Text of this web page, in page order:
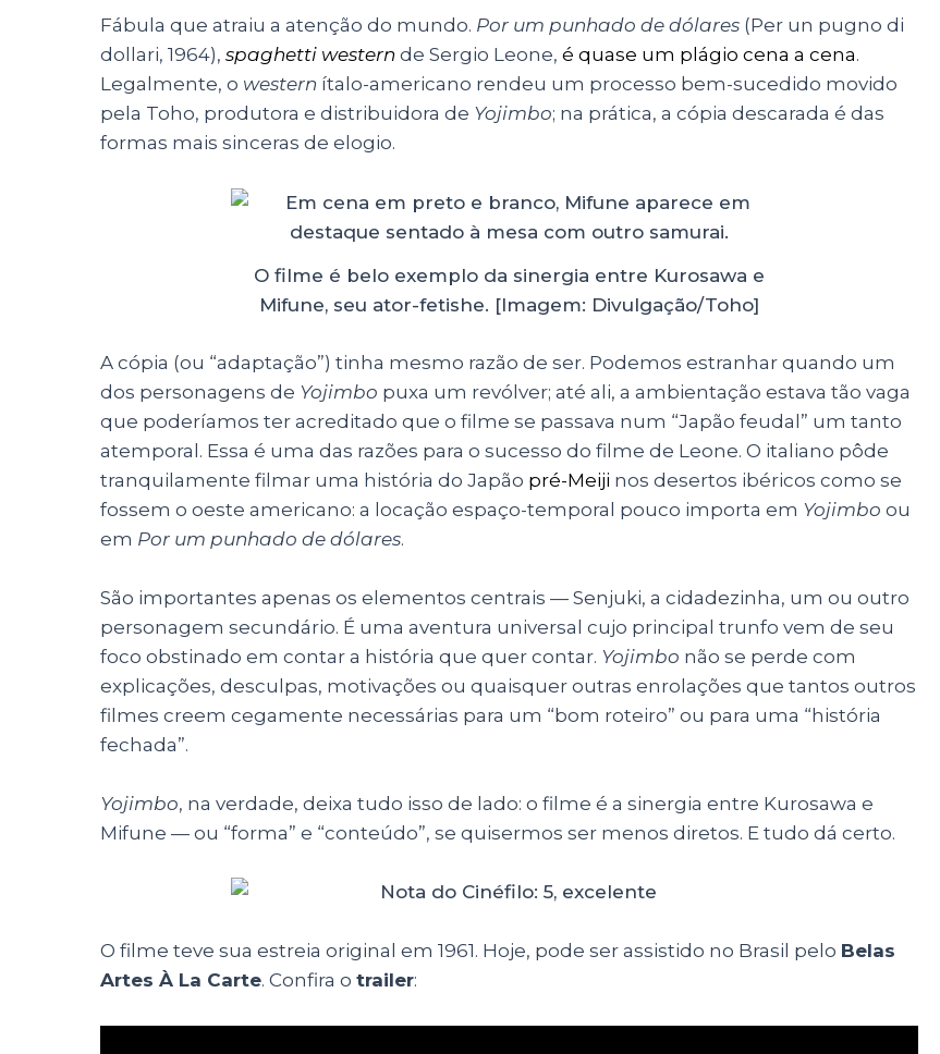
Fábula que atraiu a atenção do mundo. Por um punhado de dólares (Per un pugno di
dollari, 1964), spaghetti western de Sergio Leone, é quase um plágio cena a cena.
Legalmente, o western ítalo-americano rendeu um processo bem-sucedido movido
pela Toho, produtora e distribuidora de Yojimbo; na prática, a cópia descarada é das
formas mais sinceras de elogio.
O filme é belo exemplo da sinergia entre Kurosawa e
Mifune, seu ator-fetishe. [Imagem: Divulgação/Toho]
A cópia (ou “adaptação”) tinha mesmo razão de ser. Podemos estranhar quando um
dos personagens de Yojimbo puxa um revólver; até ali, a ambientação estava tão vaga
que poderíamos ter acreditado que o filme se passava num “Japão feudal” um tanto
atemporal. Essa é uma das razões para o sucesso do filme de Leone. O italiano pôde
tranquilamente filmar uma história do Japão pré-Meiji nos desertos ibéricos como se
fossem o oeste americano: a locação espaço-temporal pouco importa em Yojimbo ou
em Por um punhado de dólares.
São importantes apenas os elementos centrais — Senjuki, a cidadezinha, um ou outro
personagem secundário. É uma aventura universal cujo principal trunfo vem de seu
foco obstinado em contar a história que quer contar. Yojimbo não se perde com
explicações, desculpas, motivações ou quaisquer outras enrolações que tantos outros
filmes creem cegamente necessárias para um “bom roteiro” ou para uma “história
fechada”.
Yojimbo, na verdade, deixa tudo isso de lado: o filme é a sinergia entre Kurosawa e
Mifune — ou “forma” e “conteúdo”, se quisermos ser menos diretos. E tudo dá certo.
O filme teve sua estreia original em 1961. Hoje, pode ser assistido no Brasil pelo Belas
Artes À La Carte. Confira o trailer: